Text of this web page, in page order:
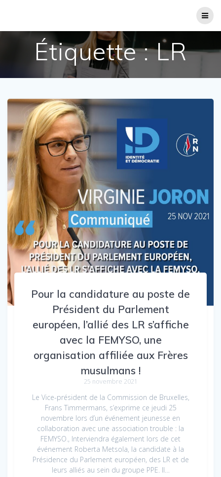
Étiquette :LR
Pour la candidature au poste de
Président du Parlement
européen, l’allié des LR s’affiche
avec la FEMYSO, une
organisation affiliée aux Frères
musulmans !
25 novembre 2021
Le Vice-président de la Commission de Bruxelles,
Frans Timmermans, s’exprime ce jeudi 25
novembre lors d’un événement jeunesse en
collaboration avec une association trouble : la
FEMYSO., Interviendra également lors de cet
événement Roberta Metsola, la candidate à la
Présidence du Parlement européen, des LR et de
leurs alliés au sein du groupe PPE. Il…